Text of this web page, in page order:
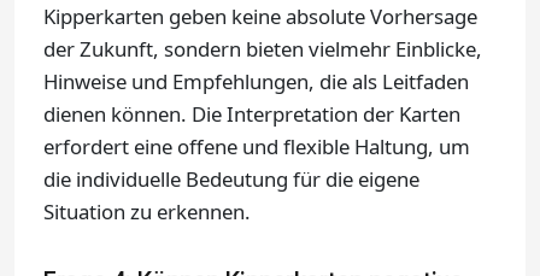
Kipperkarten geben keine absolute Vorhersage
der Zukunft, sondern bieten vielmehr Einblicke,
Hinweise und Empfehlungen, die als Leitfaden
dienen können. Die Interpretation der Karten
erfordert eine offene und flexible Haltung, um
die individuelle Bedeutung für die eigene
Situation zu erkennen.